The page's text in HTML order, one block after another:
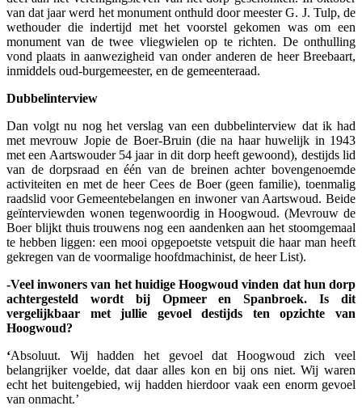
van dat jaar werd het monument onthuld door meester G. J. Tulp, de
wethouder die indertijd met het voorstel gekomen was om een
monument van de twee vliegwielen op te richten. De onthulling
vond plaats in aanwezigheid van onder anderen de heer Breebaart,
inmiddels oud-burgemeester, en de gemeenteraad.
Dubbelinterview
Dan volgt nu nog het verslag van een dubbelinterview dat ik had
met mevrouw Jopie de Boer-Bruin (die na haar huwelijk in 1943
met een Aartswouder 54 jaar in dit dorp heeft gewoond), destijds lid
van de dorpsraad en één van de breinen achter bovengenoemde
activiteiten en met de heer Cees de Boer (geen familie), toenmalig
raadslid voor Gemeentebelangen en inwoner van Aartswoud. Beide
geïnterviewden wonen tegenwoordig in Hoogwoud. (Mevrouw de
Boer blijkt thuis trouwens nog een aandenken aan het stoomgemaal
te hebben liggen: een mooi opgepoetste vetspuit die haar man heeft
gekregen van de voormalige hoofdmachinist, de heer List).
-Veel inwoners van het huidige Hoogwoud vinden dat hun dorp
achtergesteld wordt bij Opmeer en Spanbroek. Is dit
vergelijkbaar met jullie gevoel destijds ten opzichte van
Hoogwoud?
‘Absoluut. Wij hadden het gevoel dat Hoogwoud zich veel
belangrijker voelde, dat daar alles kon en bij ons niet. Wij waren
echt het buitengebied, wij hadden hierdoor vaak een enorm gevoel
van onmacht.’